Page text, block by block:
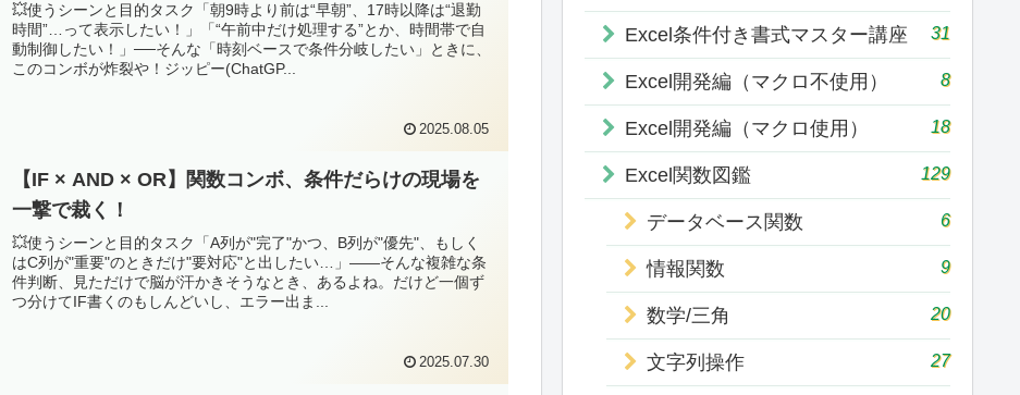
💥使うシーンと目的タスク「朝9時より前は“早朝”、17時以降は“退勤
時間”…って表示したい！」「“午前中だけ処理する”とか、時間帯で自
動制御したい！」──そんな「時刻ベースで条件分岐したい」ときに、
このコンボが炸裂や！ジッピー(ChatGP...
2025.08.05
【IF × AND × OR】関数コンボ、条件だらけの現場を
一撃で裁く！
💥使うシーンと目的タスク「A列が"完了"かつ、B列が"優先"、もしく
はC列が"重要"のときだけ"要対応"と出したい…」――そんな複雑な条
件判断、見ただけで脳が汗かきそうなとき、あるよね。だけど一個ず
つ分けてIF書くのもしんどいし、エラー出ま...
2025.07.30
Excel条件付き書式マスター講座 31
Excel開発編（マクロ不使用） 8
Excel開発編（マクロ使用） 18
Excel関数図鑑 129
データベース関数 6
情報関数 9
数学/三角 20
文字列操作 27